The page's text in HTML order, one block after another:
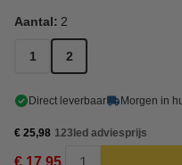
Aantal: 2
1 2
Direct leverbaar Morgen in
€ 25,98 123led adviesprijs
€ 17,95